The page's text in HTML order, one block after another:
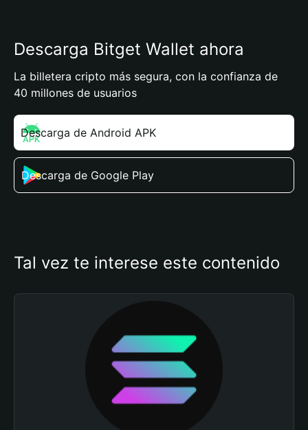
Descarga Bitget Wallet ahora
La billetera cripto más segura, con la confianza de
40 millones de usuarios
Descarga de Android APK
Descarga de Google Play
Tal vez te interese este contenido